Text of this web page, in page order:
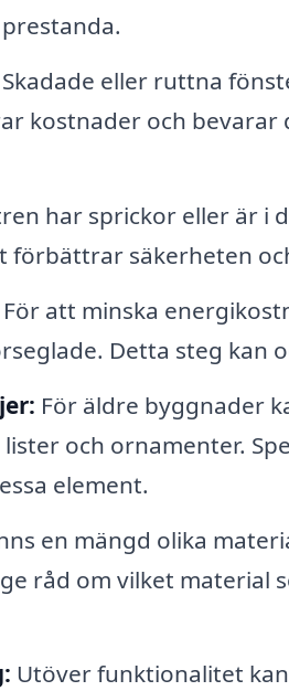
Skadade eller ruttna
kostnader och
har sprickor eller är i
förbättrar säkerheten
För att minska
Detta steg kan
För äldre byggnader
och ornamenter.
element.
en mängd olika
råd om vilket material
Utöver funktionalitet